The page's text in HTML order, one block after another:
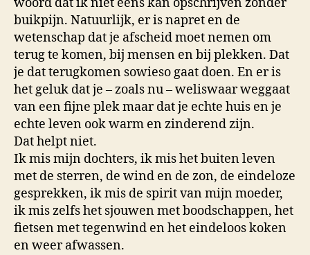
woord dat ik niet eens kan opschrijven zonder
buikpijn. Natuurlijk, er is napret en de
wetenschap dat je afscheid moet nemen om
terug te komen, bij mensen en bij plekken. Dat
je dat terugkomen sowieso gaat doen. En er is
het geluk dat je – zoals nu – weliswaar weggaat
van een fijne plek maar dat je echte huis en je
echte leven ook warm en zinderend zijn.
Dat helpt niet.
Ik mis mijn dochters, ik mis het buiten leven
met de sterren, de wind en de zon, de eindeloze
gesprekken, ik mis de spirit van mijn moeder,
ik mis zelfs het sjouwen met boodschappen, het
fietsen met tegenwind en het eindeloos koken
en weer afwassen.